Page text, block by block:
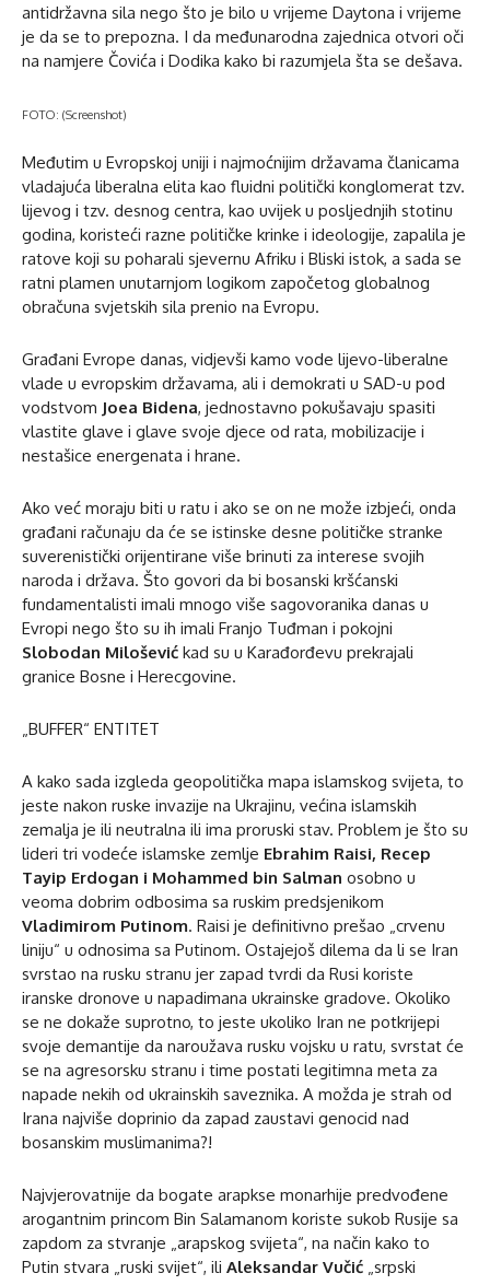
antidržavna sila nego što je bilo u vrijeme Daytona i vrijeme
je da se to prepozna. I da međunarodna zajednica otvori oči
na namjere Čovića i Dodika kako bi razumjela šta se dešava.
FOTO: (Screenshot)
Međutim u Evropskoj uniji i najmoćnijim državama članicama
vladajuća liberalna elita kao fluidni politički konglomerat tzv.
lijevog i tzv. desnog centra, kao uvijek u posljednjih stotinu
godina, koristeći razne političke krinke i ideologije, zapalila je
ratove koji su poharali sjevernu Afriku i Bliski istok, a sada se
ratni plamen unutarnjom logikom započetog globalnog
obračuna svjetskih sila prenio na Evropu.
Građani Evrope danas, vidjevši kamo vode lijevo-liberalne
vlade u evropskim državama, ali i demokrati u SAD-u pod
vodstvom Joea Bidena, jednostavno pokušavaju spasiti
vlastite glave i glave svoje djece od rata, mobilizacije i
nestašice energenata i hrane.
Ako već moraju biti u ratu i ako se on ne može izbjeći, onda
građani računaju da će se istinske desne političke stranke
suverenistički orijentirane više brinuti za interese svojih
naroda i država. Što govori da bi bosanski kršćanski
fundamentalisti imali mnogo više sagovoranika danas u
Evropi nego što su ih imali Franjo Tuđman i pokojni
Slobodan Milošević kad su u Karađorđevu prekrajali
granice Bosne i Herecgovine.
„BUFFER“ ENTITET
A kako sada izgleda geopolitička mapa islamskog svijeta, to
jeste nakon ruske invazije na Ukrajinu, većina islamskih
zemalja je ili neutralna ili ima proruski stav. Problem je što su
lideri tri vodeće islamske zemlje Ebrahim Raisi, Recep
Tayip Erdogan i Mohammed bin Salman osobno u
veoma dobrim odbosima sa ruskim predsjenikom
Vladimirom Putinom. Raisi je definitivno prešao „crvenu
liniju“ u odnosima sa Putinom. Ostajejoš dilema da li se Iran
svrstao na rusku stranu jer zapad tvrdi da Rusi koriste
iranske dronove u napadimana ukrainske gradove. Okoliko
se ne dokaže suprotno, to jeste ukoliko Iran ne potkrijepi
svoje demantije da naroužava rusku vojsku u ratu, svrstat će
se na agresorsku stranu i time postati legitimna meta za
napade nekih od ukrainskih saveznika. A možda je strah od
Irana najviše doprinio da zapad zaustavi genocid nad
bosanskim muslimanima?!
Najvjerovatnije da bogate arapkse monarhije predvođene
arogantnim princom Bin Salamanom koriste sukob Rusije sa
zapdom za stvranje „arapskog svijeta“, na način kako to
Putin stvara „ruski svijet“, ili Aleksandar Vučić „srpski